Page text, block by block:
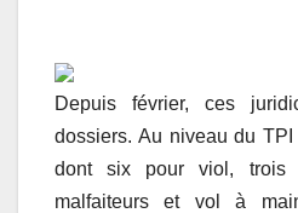
Depuis février, ces
dossiers. Au niveau du
dont six pour viol, trois
malfaiteurs et vol à